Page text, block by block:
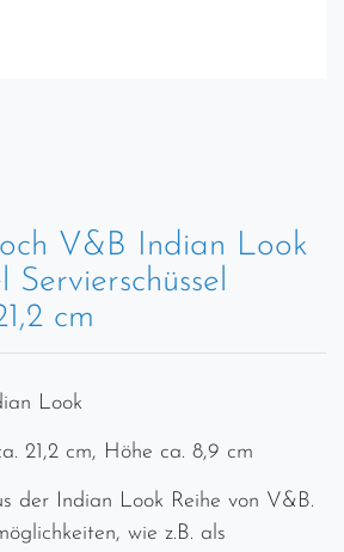
V&B Indian Look
Servierschüssel
cm
Look
21,2 cm, Höhe ca. 8,9 cm
der Indian Look Reihe von V&B.
wie z.B. als